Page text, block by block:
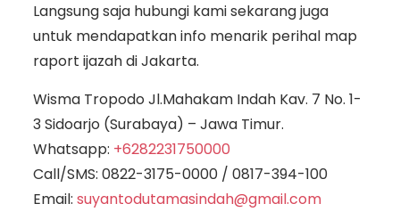
Langsung saja hubungi kami sekarang juga
untuk mendapatkan info menarik perihal map
raport ijazah di Jakarta.
Wisma Tropodo Jl.Mahakam Indah Kav. 7 No. 1-
3 Sidoarjo (Surabaya) – Jawa Timur.
Whatsapp: +6282231750000
Call/SMS: 0822-3175-0000/ 0817-394-100
Email: suyantodutamasindah@gmail.com